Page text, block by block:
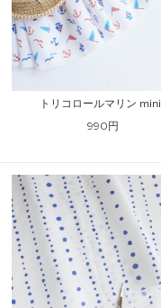
トリコロールマリン mini
990円